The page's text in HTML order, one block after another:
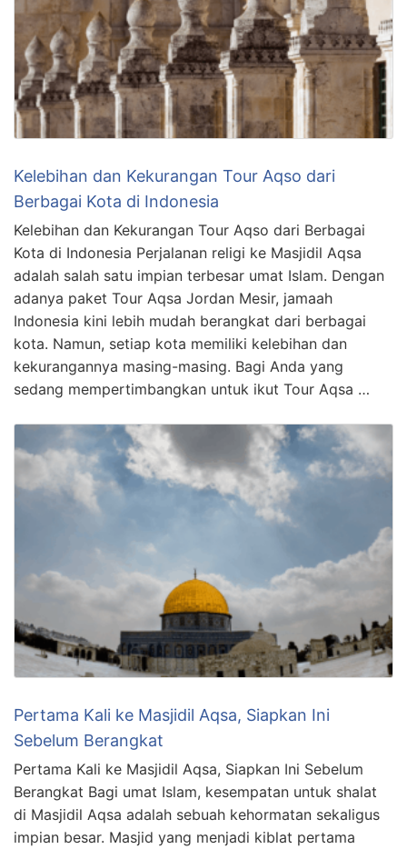
Kelebihan dan Kekurangan Tour Aqso dari
Berbagai Kota di Indonesia
Kelebihan dan Kekurangan Tour Aqso dari Berbagai
Kota di Indonesia Perjalanan religi ke Masjidil Aqsa
adalah salah satu impian terbesar umat Islam. Dengan
adanya paket Tour Aqsa Jordan Mesir, jamaah
Indonesia kini lebih mudah berangkat dari berbagai
kota. Namun, setiap kota memiliki kelebihan dan
kekurangannya masing-masing. Bagi Anda yang
sedang mempertimbangkan untuk ikut Tour Aqsa …
Pertama Kali ke Masjidil Aqsa, Siapkan Ini
Sebelum Berangkat
Pertama Kali ke Masjidil Aqsa, Siapkan Ini Sebelum
Berangkat Bagi umat Islam, kesempatan untuk shalat
di Masjidil Aqsa adalah sebuah kehormatan sekaligus
impian besar. Masjid yang menjadi kiblat pertama